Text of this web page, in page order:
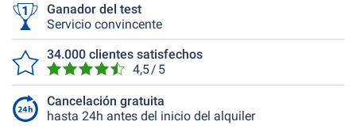
Ganador del test
Servicio convincente
34.000 clientes satisfechos
4,5 / 5
Cancelación gratuita
hasta 24h antes del inicio del alquiler